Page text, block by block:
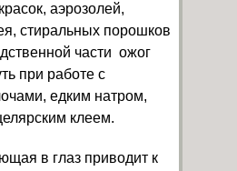
аэрозолей,
стиральных порошков
части ожог
при работе с
едким натром,
клеем.
в глаз приводит к